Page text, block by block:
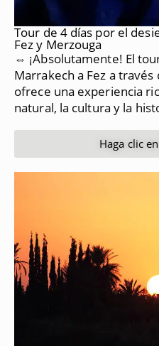
Tour de 4 días por el
Fez y Merzouga
⇔ ¡Absolutamente! El
Marrakech a Fez a
ofrece una experiencia
natural, la cultura y la
Haga clic